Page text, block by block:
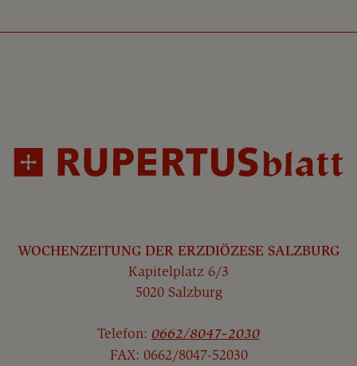
WOCHENZEITUNG DER ERZDIÖZESE SALZBURG
Kapitelplatz 6/3
5020 Salzburg
Telefon: 0662/8047-2030
FAX: 0662/8047-52030